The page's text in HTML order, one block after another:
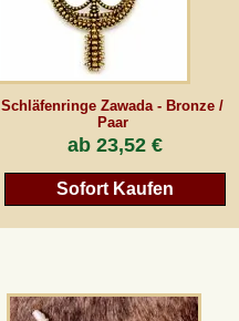
Schläfenringe Zawada - Bronze /
Paar
ab 23,52 €
Sofort Kaufen